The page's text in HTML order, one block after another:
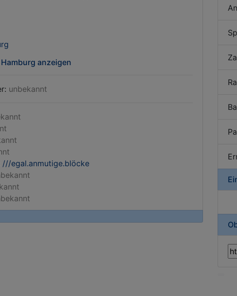
anzeigen
unbekannt
///egal.anmutige.blöcke